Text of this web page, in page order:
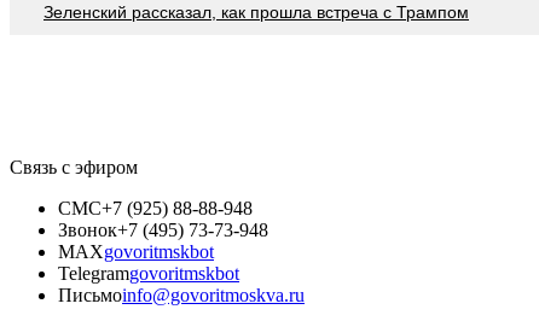
Зеленский рассказал, как прошла встреча с Трампом
Связь с эфиром
СМС+7 (925) 88-88-948
Звонок+7 (495) 73-73-948
MAXgovoritmskbot
Telegramgovoritmskbot
Письмоinfo@govoritmoskva.ru